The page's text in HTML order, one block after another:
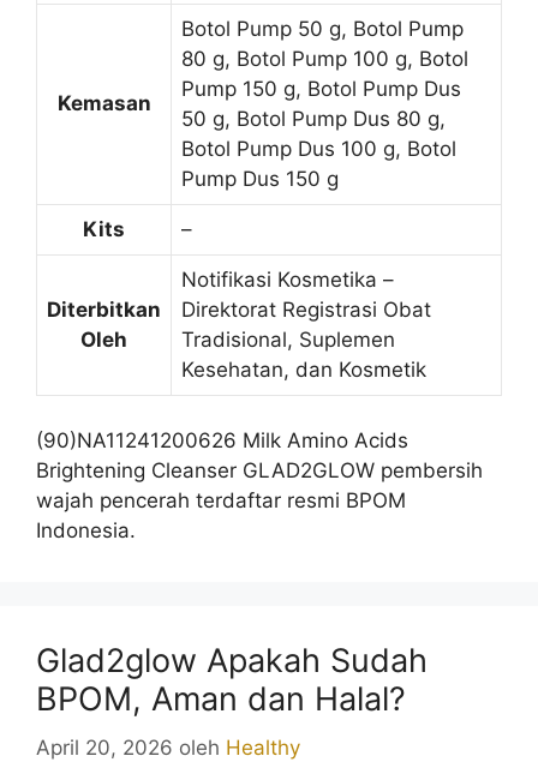
Kemasan
Botol Pump 50 g, Botol Pump
80 g, Botol Pump 100 g, Botol
Pump 150 g, Botol Pump Dus
50 g, Botol Pump Dus 80 g,
Botol Pump Dus 100 g, Botol
Pump Dus 150 g
Kits –
Diterbitkan
Oleh
Notifikasi Kosmetika –
Direktorat Registrasi Obat
Tradisional, Suplemen
Kesehatan, dan Kosmetik
(90)NA11241200626 Milk Amino Acids
Brightening Cleanser GLAD2GLOW pembersih
wajah pencerah terdaftar resmi BPOM
Indonesia.
Glad2glow Apakah Sudah
BPOM, Aman dan Halal?
April 20, 2026 oleh Healthy